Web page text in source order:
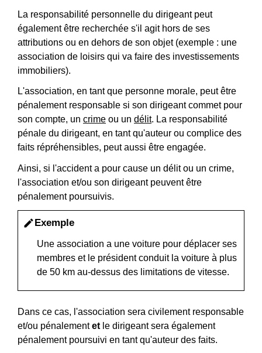
La responsabilité personnelle du dirigeant peut
également être recherchée s'il agit hors de ses
attributions ou en dehors de son objet (exemple : une
association de loisirs qui va faire des investissements
immobiliers).
L'association, en tant que personne morale, peut être
pénalement responsable si son dirigeant commet pour
son compte, un crime ou un délit. La responsabilité
pénale du dirigeant, en tant qu'auteur ou complice des
faits répréhensibles, peut aussi être engagée.
Ainsi, si l'accident a pour cause un délit ou un crime,
l'association et/ou son dirigeant peuvent être
pénalement poursuivis.
editExemple
Une association a une voiture pour déplacer ses
membres et le président conduit la voiture à plus
de 50 km au-dessus des limitations de vitesse.
Dans ce cas, l'association sera civilement responsable
et/ou pénalementet le dirigeant sera également
pénalement poursuivi en tant qu'auteur des faits.